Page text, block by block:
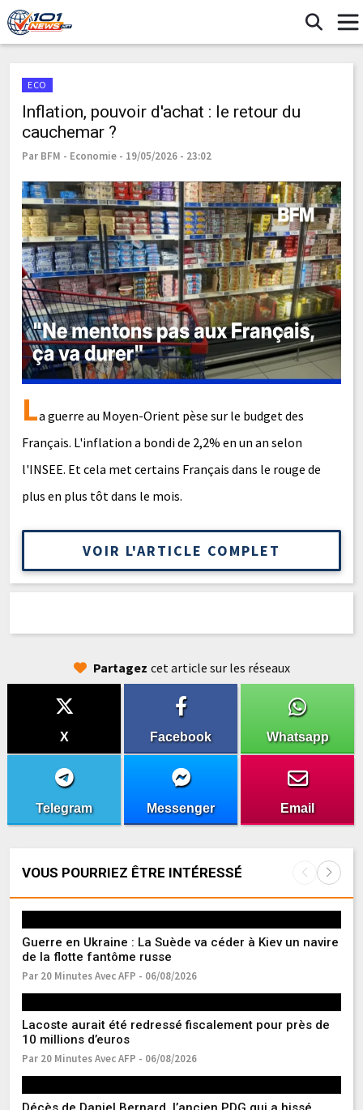
ECO
Inflation, pouvoir d'achat : le retour du
cauchemar ?
Par BFM - Economie - 19/05/2026 - 23:02
La guerre au Moyen-Orient pèse sur le budget des
Français. L'inflation a bondi de 2,2% en un an selon
l'INSEE. Et cela met certains Français dans le rouge de
plus en plus tôt dans le mois.
VOIR L'ARTICLE COMPLET
Partagez cet article sur les réseaux
X Facebook Whatsapp
Telegram Messenger Email
VOUS POURRIEZ ÊTRE INTÉRESSÉ
Guerre en Ukraine : La Suède va céder à Kiev un navire
de la flotte fantôme russe
Par 20 Minutes Avec AFP - 06/08/2026
Lacoste aurait été redressé fiscalement pour près de
10 millions d’euros
Par 20 Minutes Avec AFP - 06/08/2026